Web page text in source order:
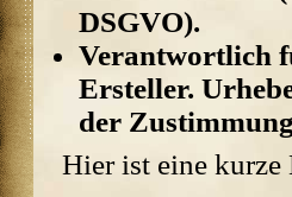
DSGVO).
Verantwortlich
Ersteller.
der
Hier ist eine